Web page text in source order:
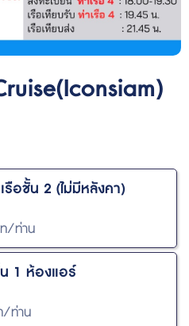
อชั้น 2 (ไม่มีหลังคา)
/ท่าน
1 ห้องแอร์
/ท่าน